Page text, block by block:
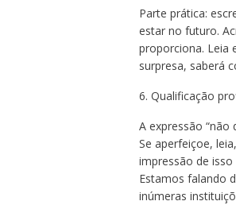
Parte prática:
estar no futuro.
proporciona. Leia
surpresa, saberá
6. Qualificação
A expressão “não
Se aperfeiçoe,
impressão de
Estamos falando
inúmeras